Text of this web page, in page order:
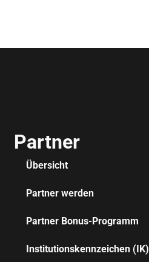
Partner
Übersicht
Partner werden
Partner Bonus-Programm
Institutionskennzeichen (IK)